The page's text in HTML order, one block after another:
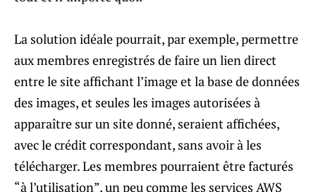
La solution idéale pourrait, par exemple, permettre
aux membres enregistrés de faire un lien direct
entre le site affichant l’image et la base de données
des images, et seules les images autorisées à
apparaître sur un site donné, seraient affichées,
avec le crédit correspondant, sans avoir à les
télécharger. Les membres pourraient être facturés
“à l’utilisation”, un peu comme les services AWS